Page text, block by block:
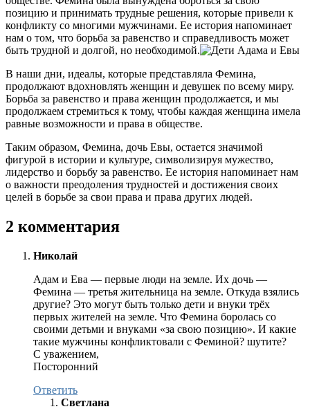
позицию и принимать трудные решения, которые привели к
конфликту со многими мужчинами. Ее история напоминает
нам о том, что борьба за равенство и справедливость может
быть трудной и долгой, но необходимой.
В наши дни, идеалы, которые представляла Фемина,
продолжают вдохновлять женщин и девушек по всему миру.
Борьба за равенство и права женщин продолжается, и мы
продолжаем стремиться к тому, чтобы каждая женщина имела
равные возможности и права в обществе.
Таким образом, Фемина, дочь Евы, остается значимой
фигурой в истории и культуре, символизируя мужество,
лидерство и борьбу за равенство. Ее история напоминает нам
о важности преодоления трудностей и достижения своих
целей в борьбе за свои права и права других людей.
2 комментария
Николай
Адам и Ева — первые люди на земле. Их дочь —
Фемина — третья жительница на земле. Откуда взялись
другие? Это могут быть только дети и внуки трёх
первых жителей на земле. Что Фемина боролась со
своими детьми и внуками «за свою позицию». И какие
такие мужчины конфликтовали с Феминой? шутите?
С уважением,
Посторонний
Ответить
Светлана